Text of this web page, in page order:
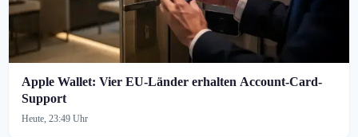
Apple Wallet: Vier EU-Länder erhalten Account-Card-
Support
Heute, 23:49 Uhr